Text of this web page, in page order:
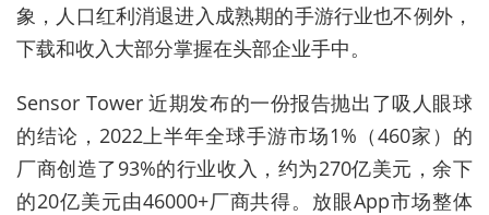
象，人口红利消退进入成熟期的手游行业也不例外，
下载和收入大部分掌握在头部企业手中。
Sensor Tower 近期发布的一份报告抛出了吸人眼球
的结论，2022上半年全球手游市场1%（460家）的
厂商创造了93%的行业收入，约为270亿美元，余下
的20亿美元由46000+厂商共得。放眼App市场整体